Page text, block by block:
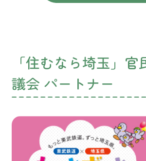
「住むなら埼玉」官
議会 パートナー